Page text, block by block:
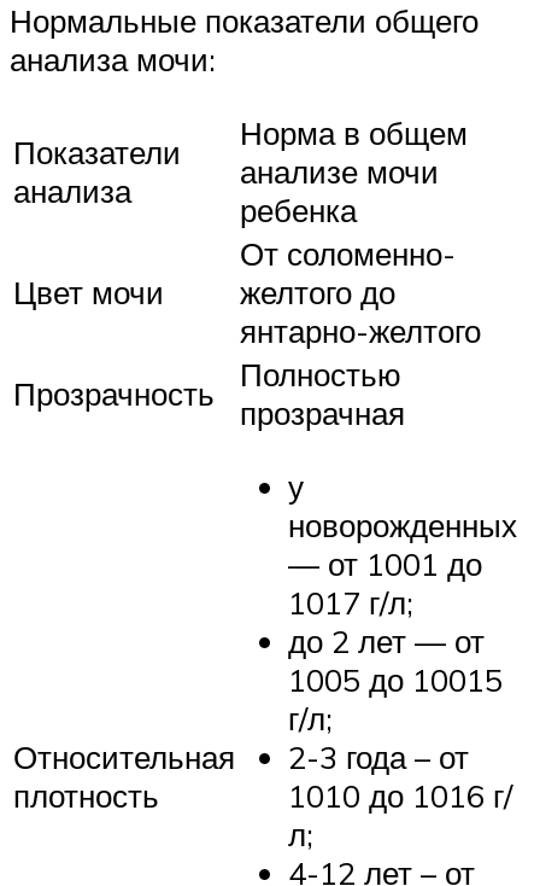
Нормальные показатели общего
анализа мочи:
Показатели
анализа
Норма в общем
анализе мочи
ребенка
Цвет мочи
От соломенно-
желтого до
янтарно-желтого
Прозрачность
Полностью
прозрачная
Относительная
плотность
у
новорожденных
— от 1001 до
1017 г/л;
до 2 лет — от
1005 до 10015
г/л;
2-3 года – от
1010 до 1016 г/
л;
4-12 лет – от